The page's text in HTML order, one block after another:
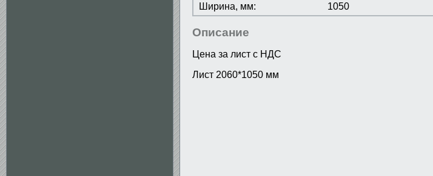
Ширина, мм:
1050
Описание
Цена за лист с НДС
Лист 2060*1050 мм